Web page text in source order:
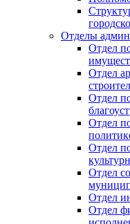
Отделы
Отдел
Отдел
Отдел
Отдел
Отдел
Отдел
Отдел
Отдел